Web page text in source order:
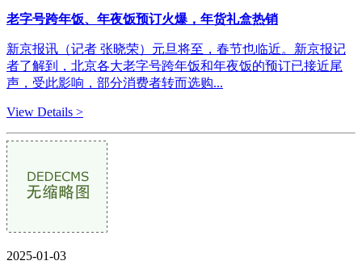
老字号跨年饭、年夜饭预订火爆，年货礼盒热销
新京报讯（记者 张晓荣）元旦将至，春节也临近。新京报记
者了解到，北京各大老字号跨年饭和年夜饭的预订已接近尾
声，受此影响，部分消费者转而选购...
View Details >
2025-01-03